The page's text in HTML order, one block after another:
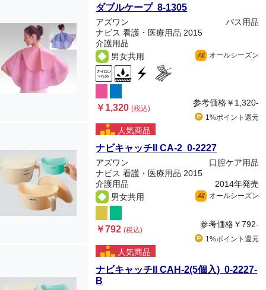
ダブルケープ 8-1305
アズワン
バス用品
ナビス 看護・医療用品 2015
介護用品
男女共用
All オールシーズン
￥1,320(税込)
参考価格￥1,320-
1%ポイント 還元
人気商品
ナビキャッチII CA-2 0-2227
アズワン
口腔ケア用品
ナビス 看護・医療用品 2015
介護用品
2014年発売
男女共用
All オールシーズン
￥792(税込)
参考価格￥792-
1%ポイント 還元
人気商品
ナビキャッチII CAH-2(5個入) 0-2227-
B